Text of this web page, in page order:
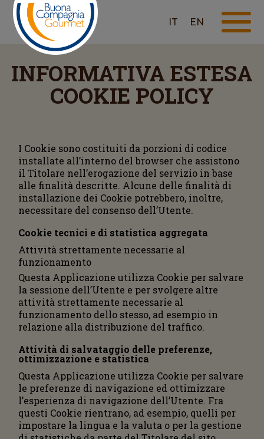
IT EN
INFORMATIVA ESTESA
COOKIE POLICY
I Cookie sono costituiti da porzioni di codice
installate all’interno del browser che assistono
il Titolare nell’erogazione del servizio in base
alle finalità descritte. Alcune delle finalità di
installazione dei Cookie potrebbero, inoltre,
necessitare del consenso dell’Utente.
Cookie tecnici e di statistica aggregata
Attività strettamente necessarie al
funzionamento
Questa Applicazione utilizza Cookie per salvare
la sessione dell’Utente e per svolgere altre
attività strettamente necessarie al
funzionamento dello stesso, ad esempio in
relazione alla distribuzione del traffico.
Attività di salvataggio delle preferenze,
ottimizzazione e statistica
Questa Applicazione utilizza Cookie per salvare
le preferenze di navigazione ed ottimizzare
l’esperienza di navigazione dell’Utente. Fra
questi Cookie rientrano, ad esempio, quelli per
impostare la lingua e la valuta o per la gestione